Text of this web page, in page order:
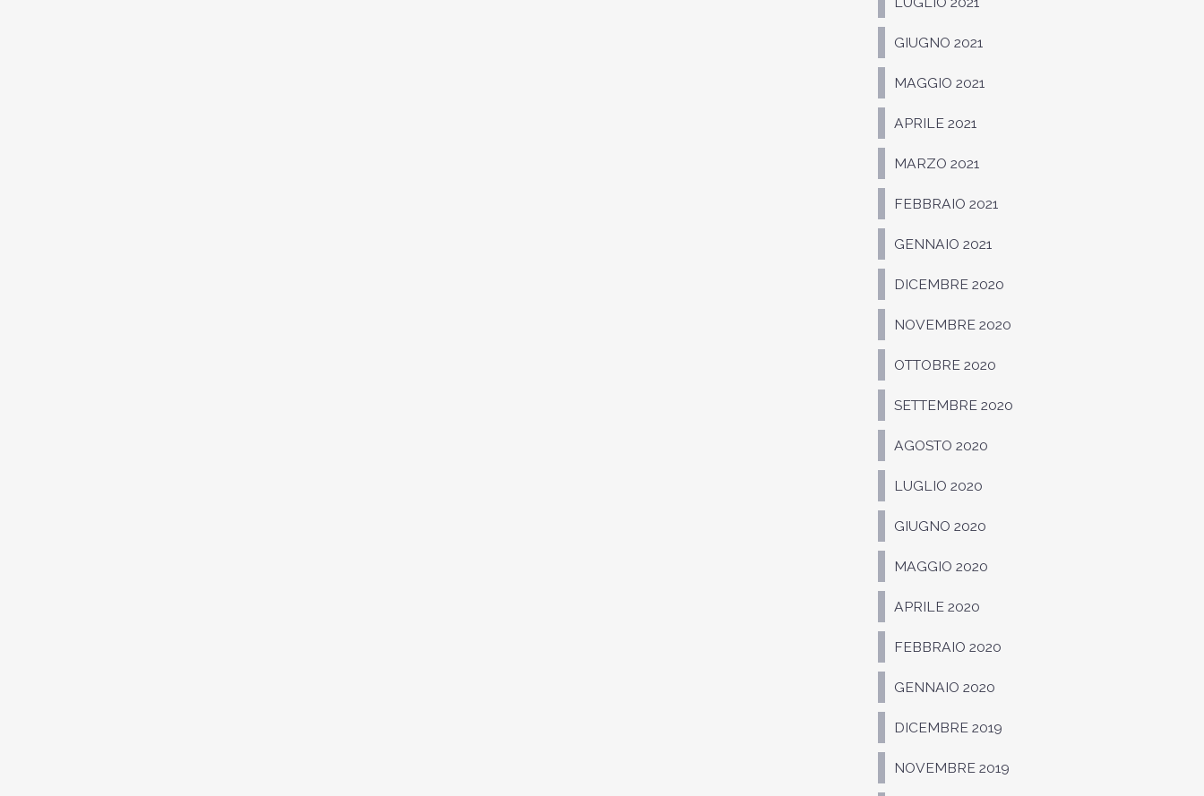
GIUGNO 2021
MAGGIO 2021
APRILE 2021
MARZO 2021
FEBBRAIO 2021
GENNAIO 2021
DICEMBRE 2020
NOVEMBRE 2020
OTTOBRE 2020
SETTEMBRE 2020
AGOSTO 2020
LUGLIO 2020
GIUGNO 2020
MAGGIO 2020
APRILE 2020
FEBBRAIO 2020
GENNAIO 2020
DICEMBRE 2019
NOVEMBRE 2019